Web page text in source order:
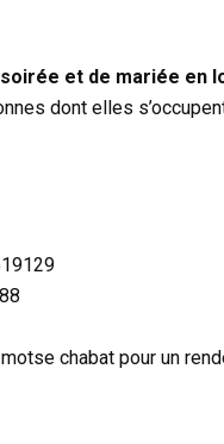
et de mariée en
dont elles
chabat pour un